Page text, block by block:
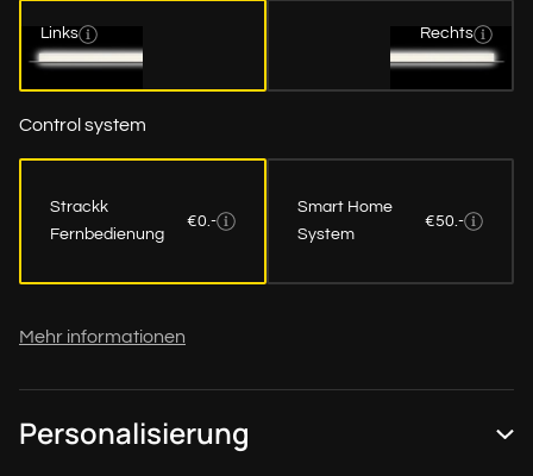
Links Rechts
Control system
Strackk
Fernbedienung
€0.-
Smart Home
System
€50.-
Mehr informationen
Personalisierung